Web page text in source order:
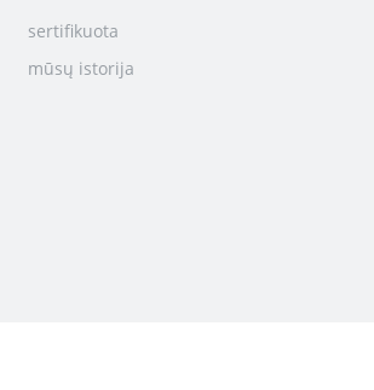
sertifikuota
mūsų istorija